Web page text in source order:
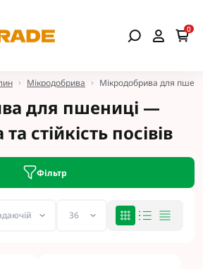
0
Мікродобрива Мікродобрива для
для пшениці —
стійкість посівів
Фільтр